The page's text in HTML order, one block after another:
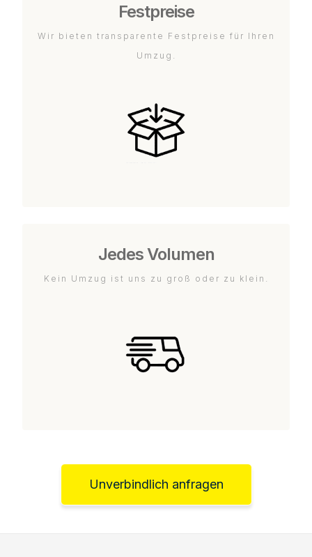
Festpreise
Wir bieten transparente Festpreise für Ihren
Umzug.
Jedes Volumen
Kein Umzug ist uns zu groß oder zu klein.
Unverbindlich anfragen